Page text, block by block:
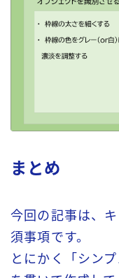
まとめ
今回の記事は、
須事項です。
とにかく「シン